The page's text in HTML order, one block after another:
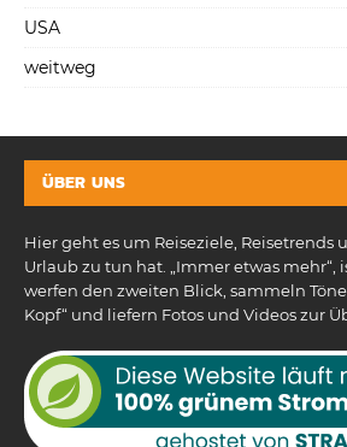
USA
weitweg
ÜBER UNS
Hier geht es um Reiseziele, Reisetrends
Urlaub zu tun hat. „Immer etwas mehr“,
werfen den zweiten Blick, sammeln
Kopf“ und liefern Fotos und Videos zur